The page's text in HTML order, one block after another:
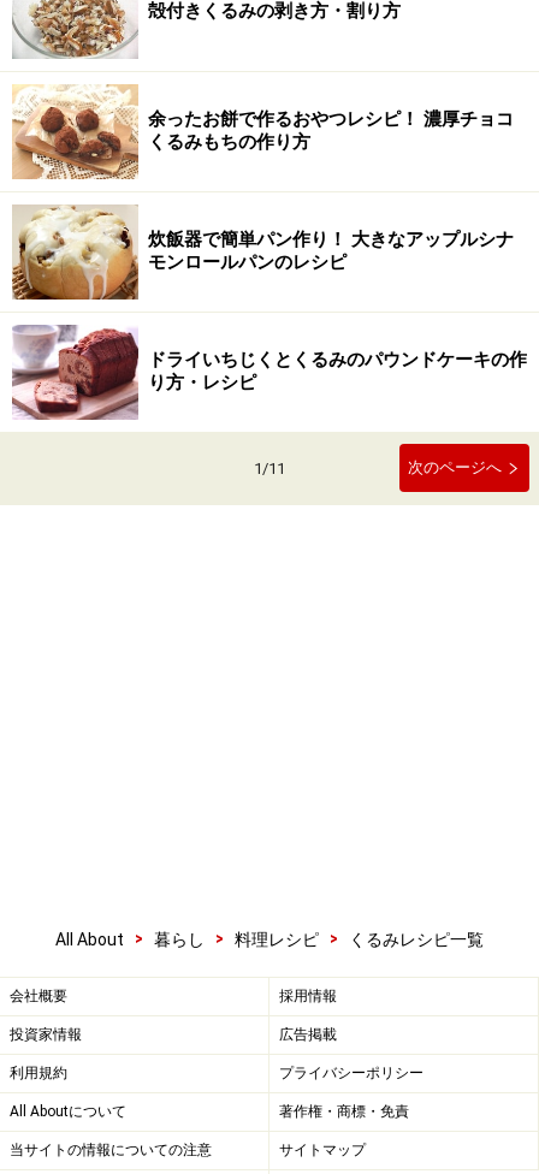
殻付きくるみの剥き方・割り方
余ったお餅で作るおやつレシピ！ 濃厚チョコ
くるみもちの作り方
炊飯器で簡単パン作り！ 大きなアップルシナ
モンロールパンのレシピ
ドライいちじくとくるみのパウンドケーキの作
り方・レシピ
1/11 次のページへ
All About > 暮らし > 料理レシピ > くるみレシピ一覧
会社概要 採用情報
投資家情報 広告掲載
利用規約 プライバシーポリシー
All Aboutについて 著作権・商標・免責
当サイトの情報についての注意 サイトマップ